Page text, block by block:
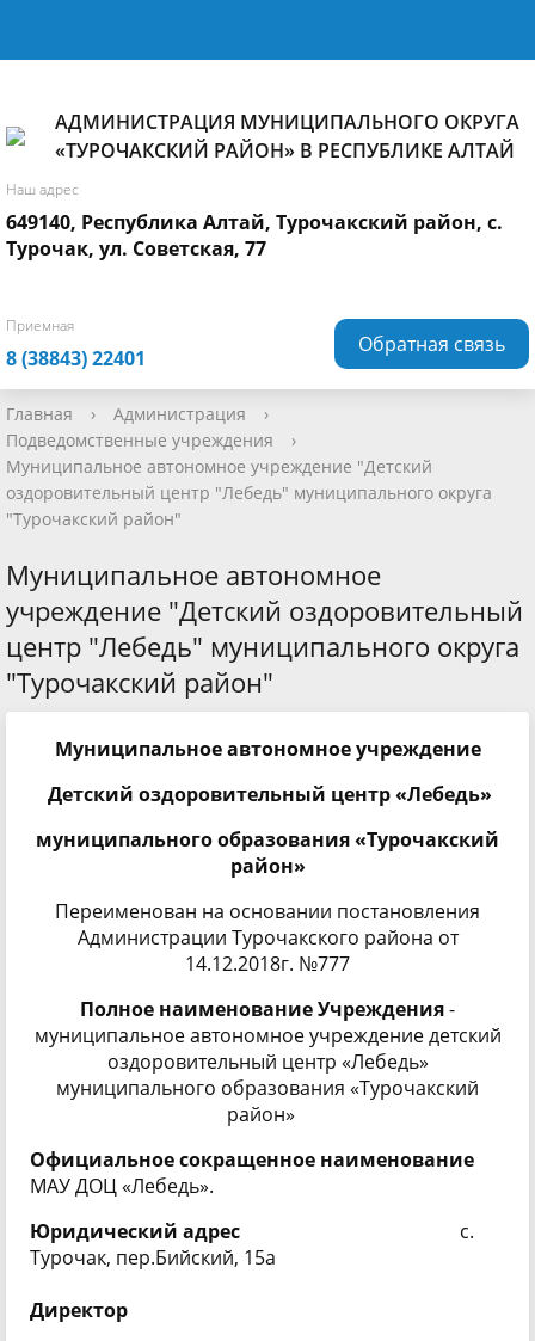
АДМИНИСТРАЦИЯ МУНИЦИПАЛЬНОГО ОКРУГА
«ТУРОЧАКСКИЙ РАЙОН» В РЕСПУБЛИКЕ АЛТАЙ
Наш адрес
649140, Республика Алтай, Турочакский район, с.
Турочак, ул. Советская, 77
Приемная
8 (38843) 22401
Обратная связь
Главная › Администрация
›
Подведомственные учреждения
›
Муниципальное автономное учреждение "Детский
оздоровительный центр "Лебедь" муниципального округа
"Турочакский район"
Муниципальное автономное
учреждение "Детский оздоровительный
центр "Лебедь" муниципального округа
"Турочакский район"
Муниципальное автономное учреждение
Детский оздоровительный центр «Лебедь»
муниципального образования «Турочакский
район»
Переименован на основании постановления
Администрации Турочакского района от
14.12.2018г. №777
Полное наименование Учреждения-
муниципальное автономное учреждение детский
оздоровительный центр «Лебедь»
муниципального образования «Турочакский
район»
Официальное сокращенное наименование
МАУ ДОЦ«Лебедь».
Юридический адрес с.
Турочак, пер.Бийский, 15а
Директор